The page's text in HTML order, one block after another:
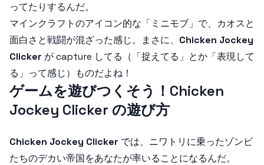
ってたりするんだ。
マインクラフトのアイコン的な「ミニモブ」で、カオスと
面白さと戦闘が混ざった感じ。まさに、 Chicken Jockey
Clicker が capture してる（「捉えてる」とか「表現して
る」って感じ）ものだよね！
ゲームを遊びつくそう！Chicken
Jockey Clicker の遊び方
Chicken Jockey Clicker では、ニワトリに乗ったゾンビ
たちのデカい帝国をあなたが率いることになるんだ。